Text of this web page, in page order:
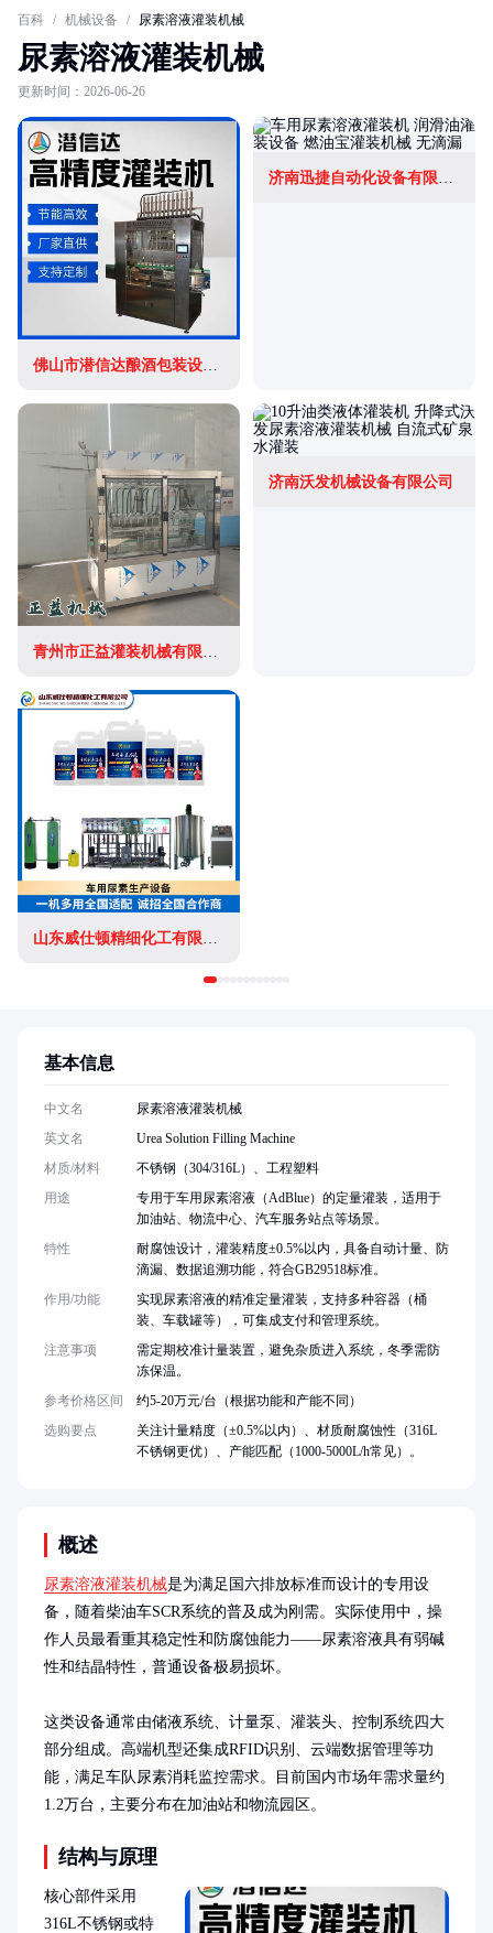
百科 / 机械设备 / 尿素溶液灌装机械
尿素溶液灌装机械
更新时间：2026-06-26
佛山市潜信达酿酒包装设备有限公司
济南迅捷自动化设备有限公司
青州市正益灌装机械有限公司
济南沃发机械设备有限公司
山东威仕顿精细化工有限公司
概述
尿素溶液灌装机械是为满足国六排放标准而设计的专用设
备，随着柴油车SCR系统的普及成为刚需。实际使用中，操
作人员最看重其稳定性和防腐蚀能力——尿素溶液具有弱碱
性和结晶特性，普通设备极易损坏。
这类设备通常由储液系统、计量泵、灌装头、控制系统四大
部分组成。高端机型还集成RFID识别、云端数据管理等功
能，满足车队尿素消耗监控需求。目前国内市场年需求量约
1.2万台，主要分布在加油站和物流园区。
结构与原理
核心部件采用
316L不锈钢或特
基本信息
中文名
尿素溶液灌装机械
英文名
Urea Solution Filling Machine
材质/材料
不锈钢（304/316L）、工程塑料
用途
专用于车用尿素溶液（AdBlue）的定量灌装，适用于
加油站、物流中心、汽车服务站点等场景。
特性
耐腐蚀设计，灌装精度±0.5%以内，具备自动计量、防
滴漏、数据追溯功能，符合GB29518标准。
作用/功能
实现尿素溶液的精准定量灌装，支持多种容器（桶
装、车载罐等），可集成支付和管理系统。
注意事项
需定期校准计量装置，避免杂质进入系统，冬季需防
冻保温。
参考价格区间
约5-20万元/台（根据功能和产能不同）
选购要点
关注计量精度（±0.5%以内）、材质耐腐蚀性（316L
不锈钢更优）、产能匹配（1000-5000L/h常见）。